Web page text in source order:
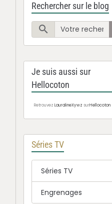
Rechercher sur le blog
Je suis aussi sur
Hellocoton
RetrouvezLauralineXywz surHellocoton
Séries TV
Séries TV
Engrenages